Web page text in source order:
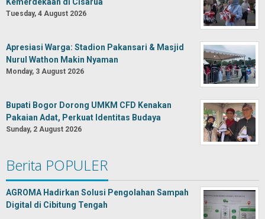
Tuesday, 4 August 2026
Apresiasi Warga: Stadion Pakansari & Masjid
Nurul Wathon Makin Nyaman
Monday, 3 August 2026
Bupati Bogor Dorong UMKM CFD Kenakan
Pakaian Adat, Perkuat Identitas Budaya
Sunday, 2 August 2026
Berita POPULER
AGROMA Hadirkan Solusi Pengolahan Sampah
Digital di Cibitung Tengah